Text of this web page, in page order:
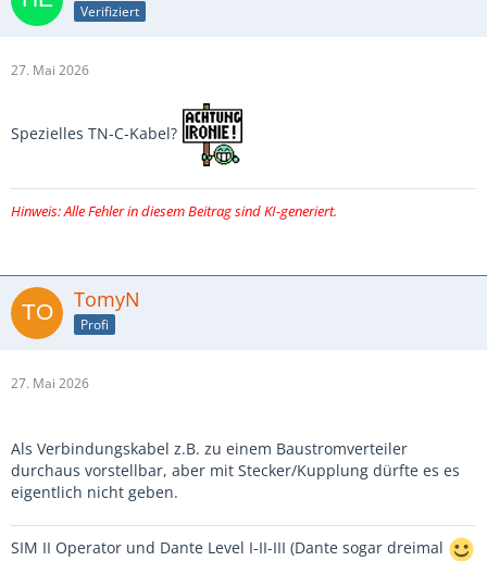
Verifiziert
27. Mai 2026
Spezielles TN-C-Kabel?
Hinweis: Alle Fehler in diesem Beitrag sind KI-generiert.
TomyN
Profi
27. Mai 2026
Als Verbindungskabel z.B. zu einem Baustromverteiler
durchaus vorstellbar, aber mit Stecker/Kupplung dürfte es es
eigentlich nicht geben.
SIM II Operator und Dante Level I-II-III (Dante sogar dreimal